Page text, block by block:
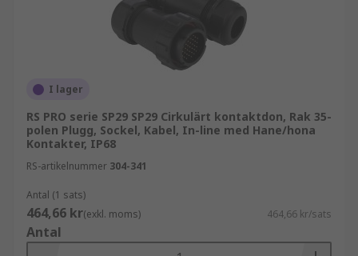
I lager
RS PRO serie SP29 SP29 Cirkulärt kontaktdon, Rak 35-
polen Plugg, Sockel, Kabel, In-line med Hane/hona
Kontakter, IP68
RS-artikelnummer 304-341
Antal (1 sats)
464,66 kr(exkl. moms) 464,66 kr/sats
Antal